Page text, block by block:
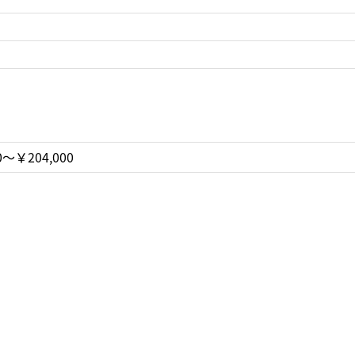
￥204,000